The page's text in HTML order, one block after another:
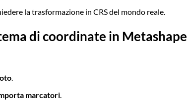
la trasformazione in CRS del mondo reale.
di coordinate in Metashape
.
marcatori.